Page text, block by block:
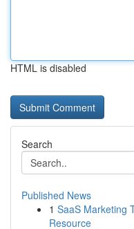
HTML is disabled
Search
Published News
1 SaaS Marketing
Resource